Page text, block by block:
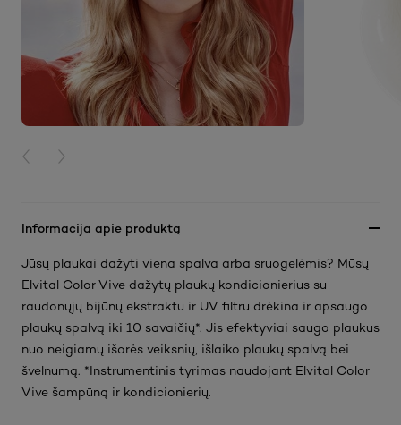
PREVIOUS CARD
NEXT CARD
Informacija apie produktą
Jūsų plaukai dažyti viena spalva arba sruogelėmis? Mūsų
Elvital Color Vive dažytų plaukų kondicionierius su
raudonųjų bijūnų ekstraktu ir UV filtru drėkina ir apsaugo
plaukų spalvą iki 10 savaičių*. Jis efektyviai saugo plaukus
nuo neigiamų išorės veiksnių, išlaiko plaukų spalvą bei
švelnumą. *Instrumentinis tyrimas naudojant Elvital Color
Vive šampūną ir kondicionierių.